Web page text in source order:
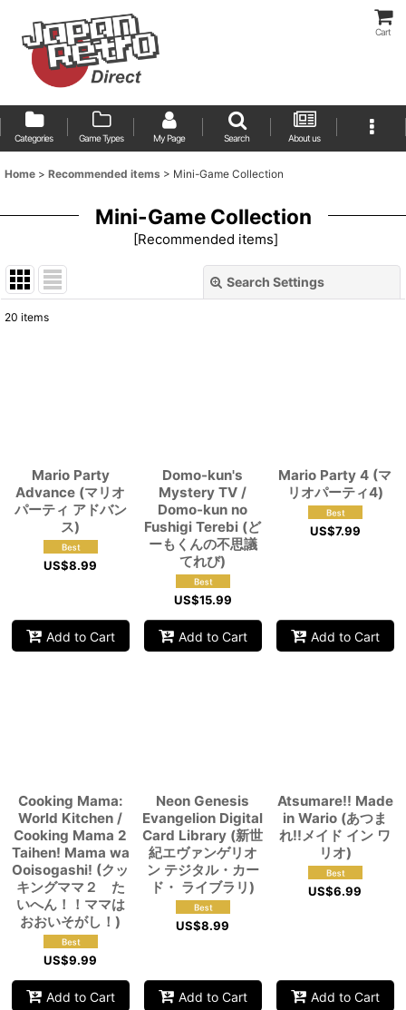
Cart
Categories Game Types My Page Search About us
Home > Recommended items > Mini-Game Collection
Mini-Game Collection
[Recommended items]
Search Settings
20 items
Mario Party
Advance (マリオ
パーティ アドバン
ス)
US$8.99
Add to Cart
Domo-kun's
Mystery TV /
Domo-kun no
Fushigi Terebi (ど
ーもくんの不思議
てれび)
US$15.99
Add to Cart
Mario Party 4 (マ
リオパーティ4)
US$7.99
Add to Cart
Cooking Mama:
World Kitchen /
Cooking Mama 2
Taihen! Mama wa
Ooisogashi! (クッ
キングママ２ た
いへん！！ママは
おおいそがし！)
US$9.99
Add to Cart
Neon Genesis
Evangelion Digital
Card Library (新世
紀エヴァンゲリオ
ン テジタル・カー
ド・ ライブラリ)
US$8.99
Add to Cart
Atsumare!! Made
in Wario (あつま
れ!!メイド イン ワ
リオ)
US$6.99
Add to Cart